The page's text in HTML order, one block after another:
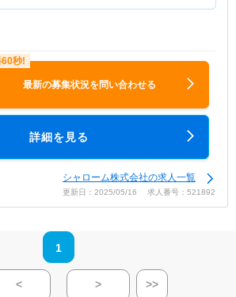
最新の募集状況を問い合わせる
詳細を見る
シャローム株式会社の求人一覧
更新日：2025/05/16 求人番号：521892
1
< > >>